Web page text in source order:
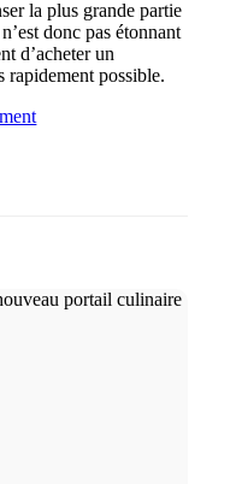
la plus grande partie
donc pas étonnant
d’acheter un
rapidement possible.